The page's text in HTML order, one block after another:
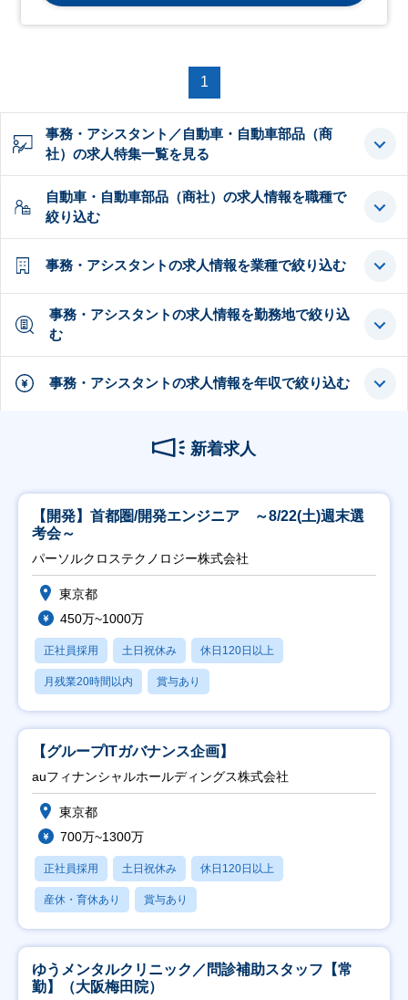
1
事務・アシスタント／自動車・自動車部品（商
社）の求人特集一覧を見る
自動車・自動車部品（商社）の求人情報を職種で
絞り込む
事務・アシスタントの求人情報を業種で絞り込む
事務・アシスタントの求人情報を勤務地で絞り込
む
事務・アシスタントの求人情報を年収で絞り込む
新着求人
【開発】首都圏/開発エンジニア ～8/22(土)週末選
考会～
パーソルクロステクノロジー株式会社
東京都
450万~1000万
正社員採用 土日祝休み 休日120日以上
月残業20時間以内 賞与あり
【グループITガバナンス企画】
auフィナンシャルホールディングス株式会社
東京都
700万~1300万
正社員採用 土日祝休み 休日120日以上
産休・育休あり 賞与あり
ゆうメンタルクリニック／問診補助スタッフ【常
勤】（大阪梅田院）